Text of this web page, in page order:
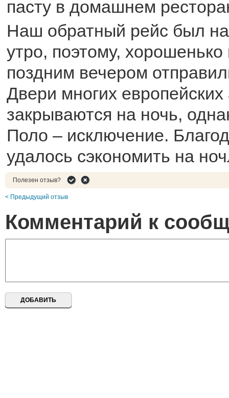
пасту в домашнем
Наш обратный рейс был
утро, поэтому,
поздним вечером
Двери многих европейских
закрываются на ночь,
Поло – исключение.
удалось сэкономить на
Полезен отзыв?
< Предыдущий отзыв
Комментарий к